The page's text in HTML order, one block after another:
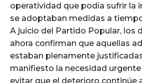
operatividad que podía sufrir la
se adoptaban medidas a
A juicio del Partido Popular, los
ahora confirman que aquellas
estaban plenamente
manifiesto la necesidad
evitar que el deterioro continúe